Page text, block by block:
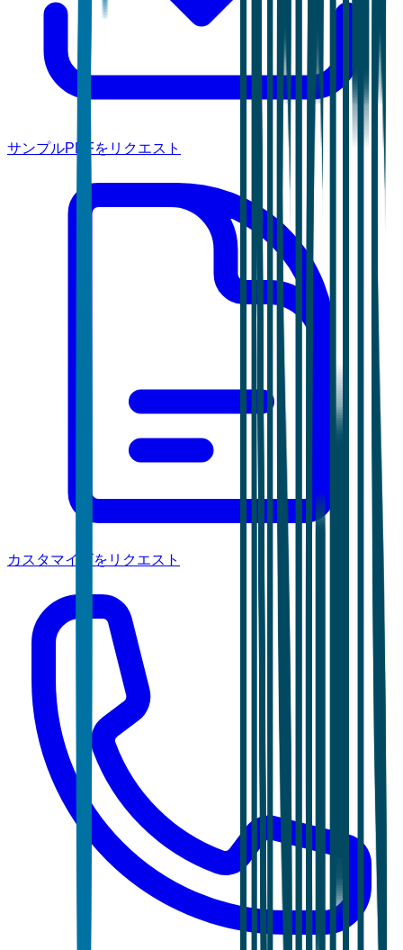
サンプルPDFをリクエスト
カスタマイズをリクエスト